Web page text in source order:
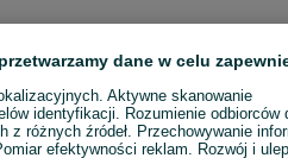
dane w celu
Aktywne skanowanie
identyfikacji. Rozumienie odbiorców
z różnych źródeł. Przechowywanie
efektywności reklam. Rozwój i